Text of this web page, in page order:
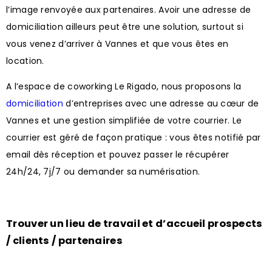
l’image renvoyée aux partenaires. Avoir une adresse de
domiciliation ailleurs peut être une solution, surtout si
vous venez d’arriver à Vannes et que vous êtes en
location.
A l’espace de coworking Le Rigado, nous proposons la
domiciliation d’entreprises avec une adresse au cœur de
Vannes et une gestion simplifiée de votre courrier. Le
courrier est géré de façon pratique : vous êtes notifié par
email dès réception et pouvez passer le récupérer
24h/24, 7j/7 ou demander sa numérisation.
Trouver un lieu de travail et d’accueil prospects
/ clients / partenaires